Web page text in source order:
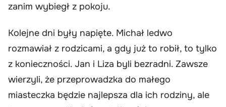
zanim wybiegł z pokoju.
Kolejne dni były napięte. Michał ledwo
rozmawiał z rodzicami, a gdy już to robił, to tylko
z konieczności. Jan i Liza byli bezradni. Zawsze
wierzyli, że przeprowadzka do małego
miasteczka będzie najlepsza dla ich rodziny, ale